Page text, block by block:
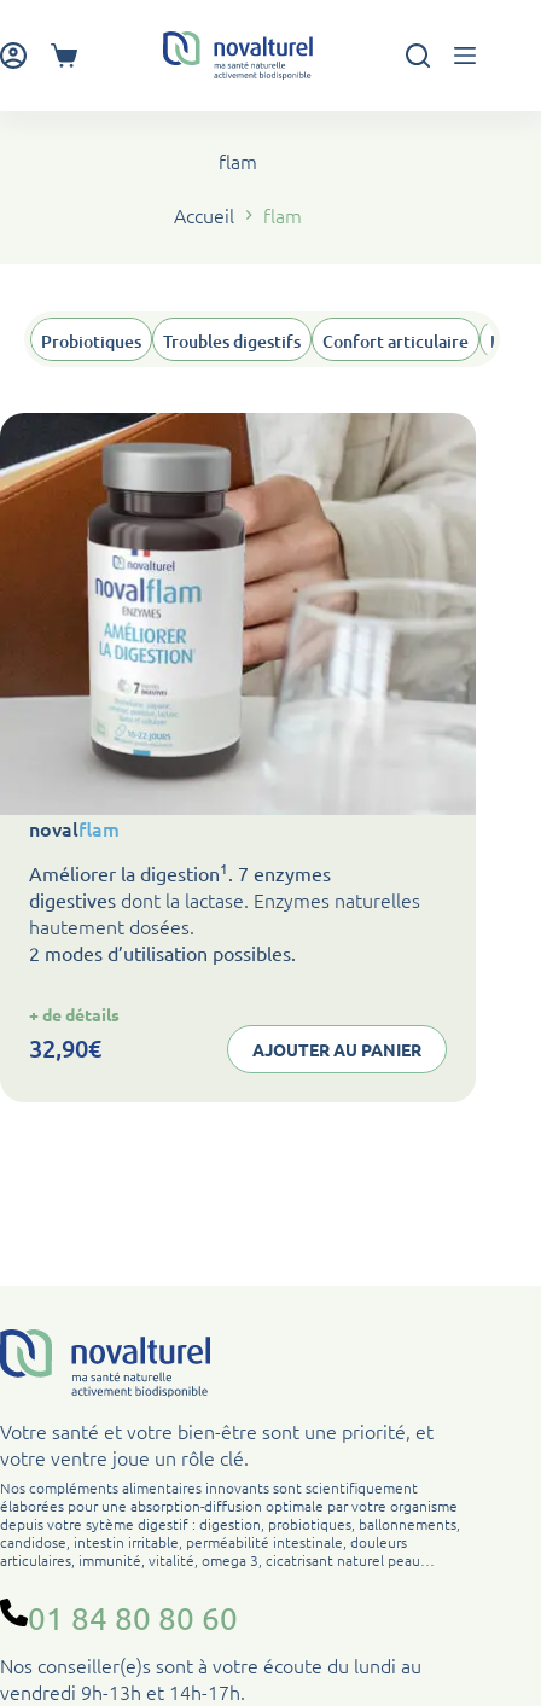
au
contenuPanier
flam
Accueil flam
Probiotiques Troubles digestifs Confort articulaire
novalflam
Améliorer la digestion1
. 7 enzymes
digestives dont la lactase. Enzymes naturelles
hautement dosées.
2 modes d’utilisation possibles.
+ de détails
32,90€ AJOUTER AU PANIER
Votre santé et votre bien-être sont une priorité, et
votre ventre joue un rôle clé.
Nos compléments alimentaires innovants sont scientifiquement
élaborées pour une absorption-diffusion optimale par votre organisme
depuis votre sytème digestif : digestion, probiotiques, ballonnements,
candidose, intestin irritable, perméabilité intestinale, douleurs
articulaires, immunité, vitalité, omega 3, cicatrisant naturel peau…
01 84 80 80 60
Nos conseiller(e)s sont à votre écoute du lundi au
vendredi 9h-13h et 14h-17h.